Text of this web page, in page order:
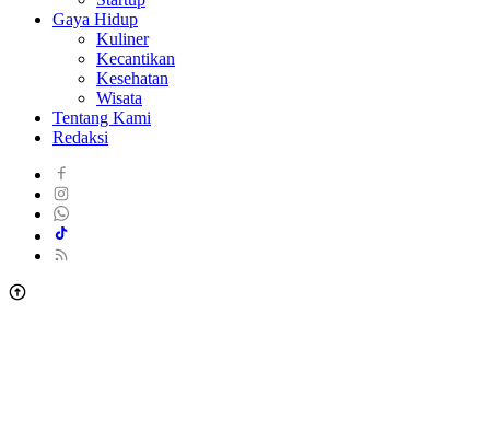
Gaya Hidup
Kuliner
Kecantikan
Kesehatan
Wisata
Tentang Kami
Redaksi